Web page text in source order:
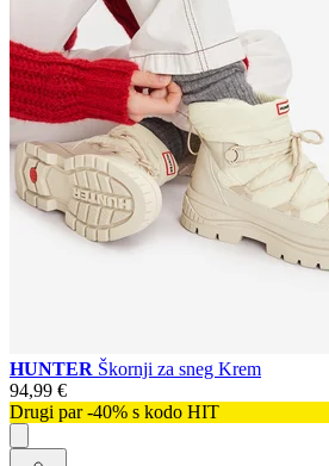
HUNTER Škornji za sneg Krem
94,99 €
Drugi par -40% s kodo HIT